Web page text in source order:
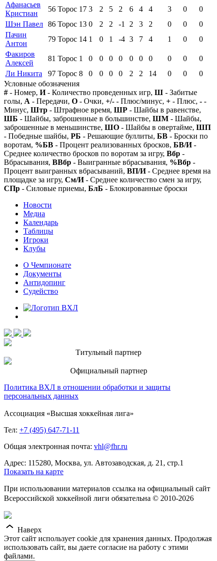
Афанасьев
Кристиан
56 Торос 17 3 2 5 2 6 4 4 3 0
0
Шэн Павел 86 Торос 13 0 2 2 -1 2 3 2 0 0
0
Пачин
Антон
79 Торос 14 1 0 1 -4 3 7 4 1 0
0
Факиров
Алексей
81 Торос 1 0 0 0 0 0 0 0 0 0
0
Ли Никита
97 Торос 8 0 0 0 0 2 2 14 0 0
0
Условные обозначения
# - Номер, И- Количество проведенных игр, Ш - Забитые
голы, А - Передачи, О - Очки, +/- - Плюс/минус, + - Плюс, - -
Минус, Штр - Штрафное время, ШР - Шайбы в равенстве,
ШБ - Шайбы, заброшенные в большинстве, ШМ - Шайбы,
заброшенные в меньшинстве, ШО - Шайбы в овертайме, ШП
- Победные шайбы, РБ - Решающие буллиты, БВ - Броски по
воротам, %БВ - Процент реализованных бросков, БВ/И-
Среднее количество бросков по воротам за игру, Вбр -
Вбрасывания, ВВбр - Выигранные вбрасывания, %Вбр -
Процент выигранных вбрасываний, ВП/И- Среднее время на
площадке за игру, См/И- Среднее количество смен за игру,
СПр - Силовые приемы, БлБ - Блокированные броски
Новости
Медиа
Календарь
Таблицы
Игроки
Клубы
О Чемпионате
Документы
Антидопинг
Судейство
Титульный партнер
Официальный партнер
Политика ВХЛ в отношении обработки и защиты
персональных данных
Ассоциация «Высшая хоккейная лига»
Тел: +7 (495) 647-71-11
Общая электронная почта: vhl@fhr.ru
Адрес: 115280, Москва, ул. Автозаводская, д. 21, стр.1
Показать на карте
При использовании материалов ссылка на официальный сайт
Всероссийской хоккейной лиги обязательна © 2010-2026
Наверх
Этот сайт использует cookie для хранения данных. Продолжая
использовать сайт, вы даете согласие на работу с этими
файлами.